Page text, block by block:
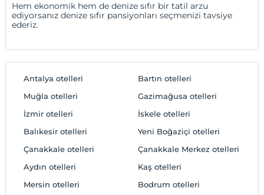
Hem ekonomik hem de denize sıfır bir tatil arzu
ediyorsanız denize sıfır pansiyonları seçmenizi tavsiye
ederiz.
Antalya otelleri
Muğla otelleri
İzmir otelleri
Balıkesir otelleri
Çanakkale otelleri
Aydın otelleri
Mersin otelleri
Bartın otelleri
Gazimağusa otelleri
İskele otelleri
Yeni Boğaziçi otelleri
Çanakkale Merkez otelleri
Kaş otelleri
Bodrum otelleri